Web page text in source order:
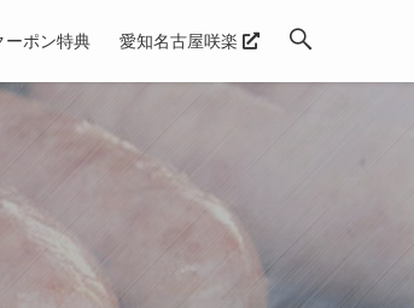
ーポン特典 愛知名古屋咲楽